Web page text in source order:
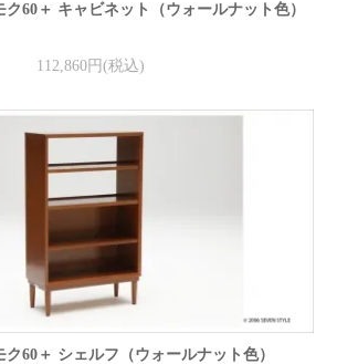
ク60＋ キャビネット（ウォールナット色）
112,860円(税込)
ク60＋ シェルフ（ウォールナット色）